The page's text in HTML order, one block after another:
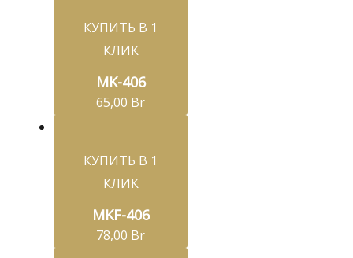
КУПИТЬ В 1
КЛИК
MK-406
65,00 Br
КУПИТЬ В 1
КЛИК
MKF-406
78,00 Br